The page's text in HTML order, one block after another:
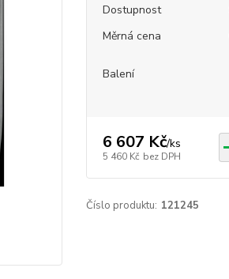
Dostupnost
Měrná cena
Balení
6 607 Kč/ks
5 460 Kč bez DPH
Číslo produktu: 121245